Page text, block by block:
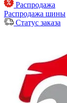
Распродажа
Распродажа шины
Статус заказа